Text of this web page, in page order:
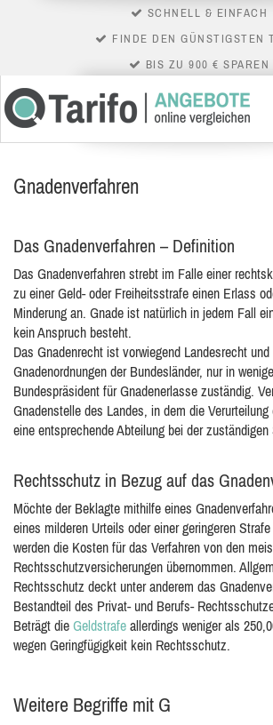
SCHNELL & EINFACH
FINDE DEN GÜNSTIGSTEN
BIS ZU 900 € SPAREN
Gnadenverfahren
Das Gnadenverfahren – Definition
Das Gnadenverfahren strebt im Falle einer
zu einer Geld- oder Freiheitsstrafe einen Erlass
Minderung an. Gnade ist natürlich in jedem Fall
kein Anspruch besteht.
Das Gnadenrecht ist vorwiegend Landesrecht
Gnadenordnungen der Bundesländer, nur in
Bundespräsident für Gnadenerlasse zuständig.
Gnadenstelle des Landes, in dem die
eine entsprechende Abteilung bei der
Rechtsschutz in Bezug auf das
Möchte der Beklagte mithilfe eines
eines milderen Urteils oder einer geringeren
werden die Kosten für das Verfahren von den
Rechtsschutzversicherungen übernommen.
Rechtsschutz deckt unter anderem das
Bestandteil des Privat- und Berufs-
Beträgt die Geldstrafe allerdings weniger als
wegen Geringfügigkeit kein Rechtsschutz.
Weitere Begriffe mit G